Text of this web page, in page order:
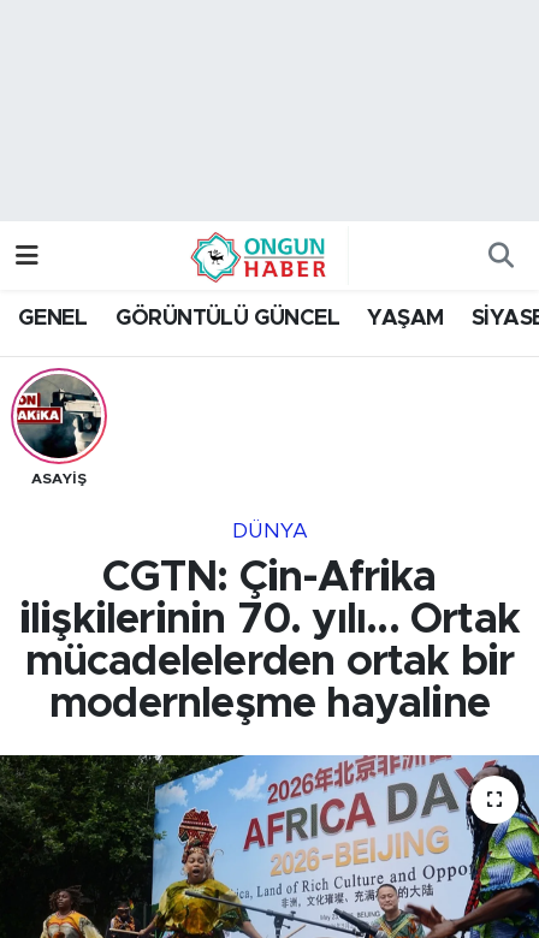
GENEL GÖRÜNTÜLÜ GÜNCEL YAŞAM
ASAYİŞ
DÜNYA
CGTN: Çin-Afrika
ilişkilerinin 70. yılı... Ortak
mücadelelerden ortak bir
modernleşme hayaline
Trafik Durumu
Tüm Manşetler
Son Dakika Haberleri